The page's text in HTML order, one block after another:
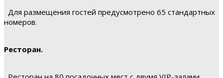
Для размещения гостей предусмотрено 65 стандартных
номеров.
Ресторан.